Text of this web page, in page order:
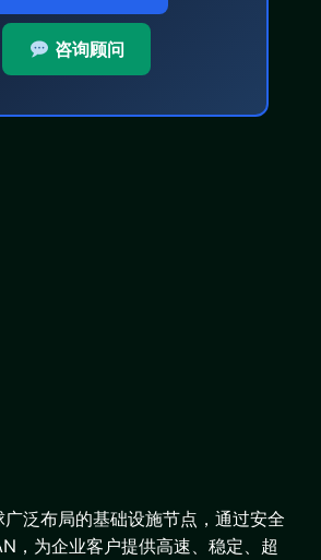
咨询顾问
泛布局的基础设施节点，通过安全
，为企业客户提供高速、稳定、超